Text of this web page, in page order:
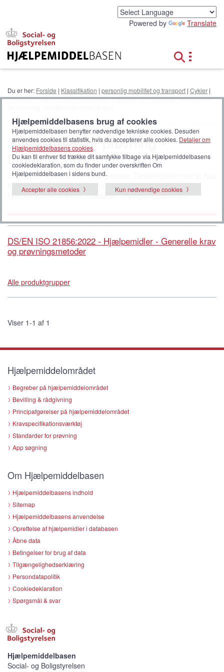
d
Powered by Translate
Du er her: Forside | Klassifikation | personlig mobilitet og transport | Cykler |
Tandemer og tre- og firehjulede cykler til to eller flere personer| Standarder
Standarder for prøvning -
tandemcykler med to hjul
Standarder relateret til produktgruppen
Klik påalle standarderfor at udvide listen til at vise alle
hjælpemiddelrelaterede standarder i Hjælpemiddelbasen.
DS/EN ISO 21856:2022 - Hjælpemidler - Generelle krav
og prøvningsmetoder
Alle produktgrupper
Viser 1-1 af 1
Hjælpemiddelområdet
Begreber på hjælpemiddelområdet
Bevilling & rådgivning
Principafgørelser på hjælpemiddelområdet
Kravspecifikationsværktøj
Standarder for prøvning
App søgning
Om Hjælpemiddelbasen
Hjælpemiddelbasens indhold
Sitemap
Hjælpemiddelbasens anvendelse
Oprettelse af hjælpemidler i databasen
Åbne data
Betingelser for brug af data
Tilgængelighedserklæring
Persondatapolitik
Cookiedeklaration
Spørgsmål & svar
Hjælpemiddelbasen
Social- og Boligstyrelsen
Hjælpemiddelbasens brug af cookies
Hjælpemiddelbasen benytter nødvendige tekniske cookies. Desuden
anvendes cookies til statistik, hvis du accepterer alle cookies. Detaljer om
Hjælpemiddelbasens cookies.
Du kan til enhver tid trække dit samtykke tilbage via Hjælpemiddelbasens
cookiedeklaration, som du finder under overskriften Om
Hjælpemiddelbasen i sidens bund.
Accepter alle cookies
Kun nødvendige cookies